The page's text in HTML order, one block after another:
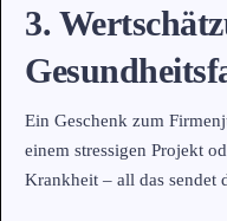
3.
Ein Geschenk zum
einem stressigen Projekt
Krankheit – all das sendet